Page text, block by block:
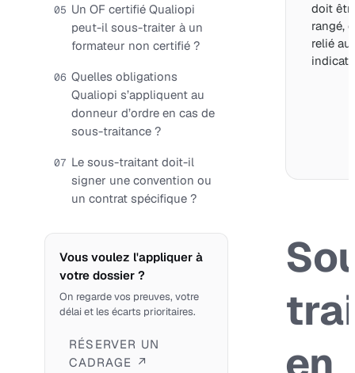
05 Un OF certifié Qualiopi
peut-il sous-traiter à un
formateur non certifié ?
06 Quelles obligations
Qualiopi s’appliquent au
donneur d’ordre en cas de
sous-traitance ?
07 Le sous-traitant doit-il
signer une convention ou
un contrat spécifique ?
Vous voulez l'appliquer à
votre dossier ?
On regarde vos preuves, votre
délai et les écarts prioritaires.
RÉSERVER UN
CADRAGE ↗
doit
rangé,
relié